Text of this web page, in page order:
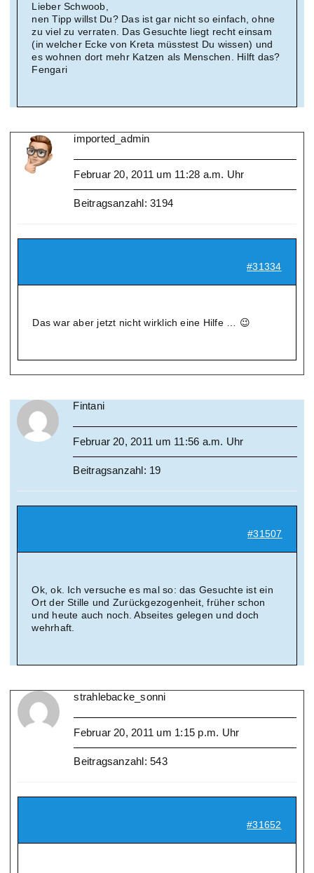
Lieber Schwoob,
nen Tipp willst Du? Das ist gar nicht so einfach, ohne
zu viel zu verraten. Das Gesuchte liegt recht einsam
(in welcher Ecke von Kreta müsstest Du wissen) und
es wohnen dort mehr Katzen als Menschen. Hilft das?
Fengari
imported_admin
Februar 20, 2011 um 11:28 a.m. Uhr
Beitragsanzahl: 3194
#31334
Das war aber jetzt nicht wirklich eine Hilfe … 😉
Fintani
Februar 20, 2011 um 11:56 a.m. Uhr
Beitragsanzahl: 19
#31507
Ok, ok. Ich versuche es mal so: das Gesuchte ist ein
Ort der Stille und Zurückgezogenheit, früher schon
und heute auch noch. Abseites gelegen und doch
wehrhaft.
strahlebacke_sonni
Februar 20, 2011 um 1:15 p.m. Uhr
Beitragsanzahl: 543
#31652